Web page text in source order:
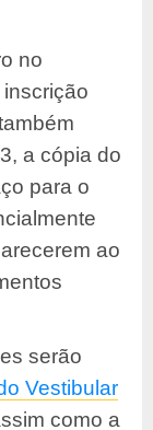
no
a cópia do
para o
ao
serão
Vestibular
como a